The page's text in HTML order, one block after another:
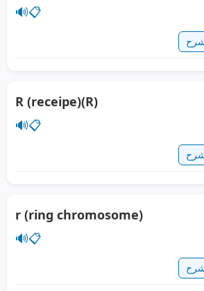
🔊📋
R (receipe)(R)
🔊📋
r (ring chromosome)
🔊📋